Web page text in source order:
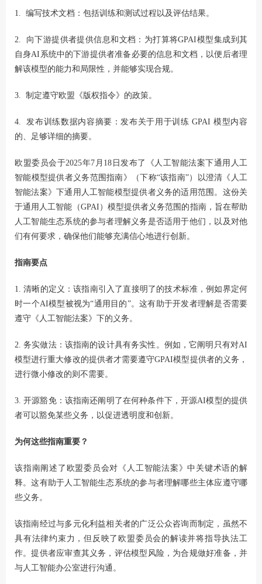
1. 编写技术文档：包括训练和测试过程以及评估结果。
2. 向下游提供者提供信息和文档：为打算将GPAI模型集成到其
自身AI系统中的下游提供者准备必要的信息和文档，以便后者理
解该模型的能力和局限性，并能够实现合规。
3. 制定遵守欧盟《版权指令》的政策。
4. 发布训练数据内容摘要：发布关于用于训练 GPAI 模型内容
的、足够详细的摘要。
欧盟委员会于2025年7月18日发布了《人工智能法案下通用人工
智能模型提供者义务范围指南》（下称“该指南”）以澄清《人工
智能法案》下通用人工智能模型提供者义务的适用范围。这份关
于通用人工智能（GPAI）模型提供者义务范围的指南，旨在帮助
人工智能生态系统的参与者理解义务是否适用于他们，以及对他
们有何要求，确保他们能够充满信心地进行创新。
指南要点
1. 清晰的定义：该指南引入了直接明了的技术标准，例如界定何
时一个AI模型被视为“通用目的”。这有助于开发者理解是否需要
遵守《人工智能法案》下的义务。
2. 务实做法：该指南的设计具有务实性。例如，它阐明只有对AI
模型进行重大修改的提供者才需要遵守GPAI模型提供者的义务，
进行微小修改的则不需要。
3. 开源豁免：该指南还阐明了在何种条件下，开源AI模型的提供
者可以豁免某些义务，以促进透明度和创新。
为何这些指南重要？
该指南阐述了欧盟委员会对《人工智能法案》中关键术语的解
释。这有助于人工智能生态系统的参与者理解哪些主体应遵守哪
些义务。
该指南经过与多元化利益相关者的广泛公众咨询而制定，虽然不
具有法律约束力，但反映了欧盟委员会的解读并将指导执法工
作。提供者应审查其义务，评估模型风险，为合规做好准备，并
与人工智能办公室进行沟通。